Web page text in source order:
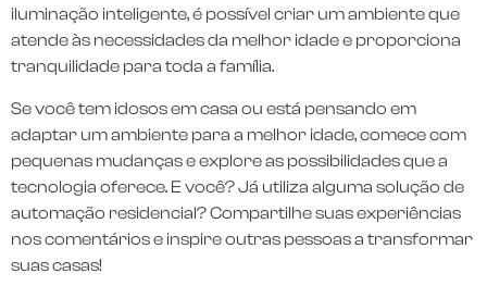
iluminação inteligente, é possível criar um ambiente que
atende às necessidades da melhor idade e proporciona
tranquilidade para toda a família.
Se você tem idosos em casa ou está pensando em
adaptar um ambiente para a melhor idade, comece com
pequenas mudanças e explore as possibilidades que a
tecnologia oferece. E você? Já utiliza alguma solução de
automação residencial? Compartilhe suas experiências
nos comentários e inspire outras pessoas a transformar
suas casas!